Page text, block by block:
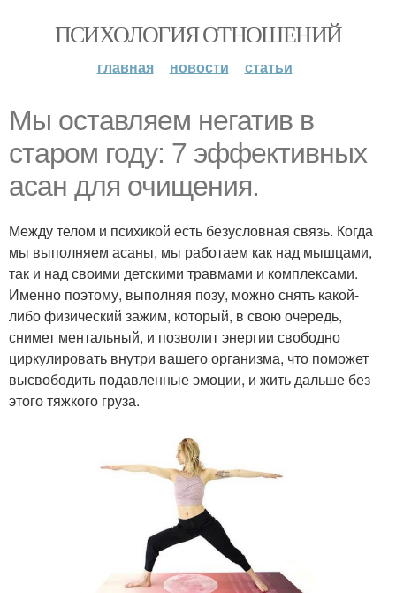
ПСИХОЛОГИЯ ОТНОШЕНИЙ
главная новости статьи
Мы оставляем негатив в
старом году: 7 эффективных
асан для очищения.
Между телом и психикой есть безусловная связь. Когда
мы выполняем асаны, мы работаем как над мышцами,
так и над своими детскими травмами и комплексами.
Именно поэтому, выполняя позу, можно снять какой-
либо физический зажим, который, в свою очередь,
снимет ментальный, и позволит энергии свободно
циркулировать внутри вашего организма, что поможет
высвободить подавленные эмоции, и жить дальше без
этого тяжкого груза.